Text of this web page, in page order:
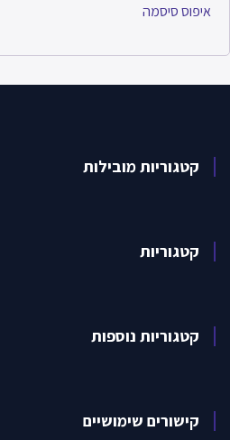
איפוס סיסמה
קטגוריות מובילות
קטגוריות
קטגוריות נוספות
קישורים שימושיים